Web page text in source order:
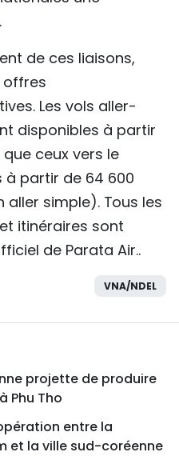
de ces liaisons,
offres
Les vols aller-
disponibles à partir
ceux vers le
partir de 64 600
simple). Tous les
itinéraires sont
de Parata Air..
VNA/NDEL
projette de produire
Phu Tho
entre la
et la ville sud-coréenne